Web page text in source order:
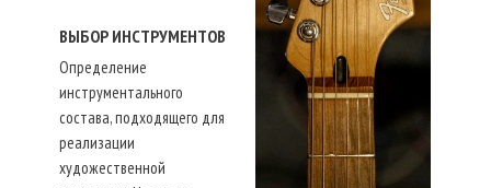
Определение
инструментального
состава, подходящего для
реализации
художественной
ВЫБОР ИНСТРУМЕНТОВ